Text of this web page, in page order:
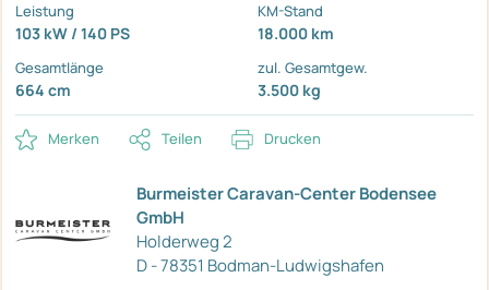
Leistung
103 kW / 140 PS
KM-Stand
18.000 km
Gesamtlänge
664 cm
zul. Gesamtgew.
3.500 kg
Merken Teilen Drucken
Burmeister Caravan-Center Bodensee
GmbH
Holderweg 2
D - 78351 Bodman-Ludwigshafen